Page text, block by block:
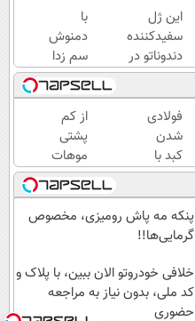
این ژل
سفیدکننده
دندوناتو در
حد لمینت
سفید
میکنه(40%تخفیف)
با
دمنوش
سم زدا
یه کبد
صفر
کیلومتر
به
خودت
هدیه
بده
فولادی
شدن
کبد با
یک
فنجان
نوشیدنی
سم زدا
از کم
پشتی
موهات
خجالت
میکشی؟
اینجا با
پنکه مه پاش رومیزی، مخصوص
گرمایی‌ها!!
خلافی خودروتو الان ببین، با پلاک و
کد ملی، بدون نیاز به مراجعه
حضوری